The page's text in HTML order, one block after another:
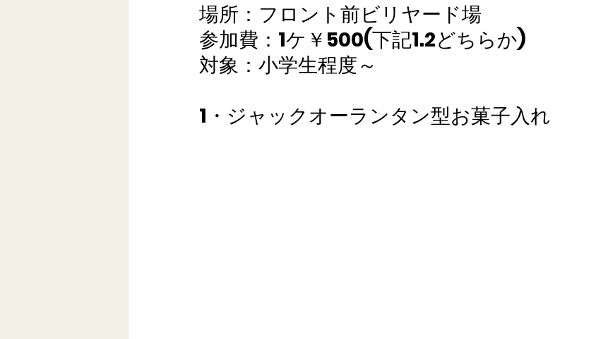
場所：フロント前ビリヤード場
参加費：1ケ￥500(下記1.2どちらか)
対象：小学生程度～
1・ジャックオーランタン型お菓子入れ